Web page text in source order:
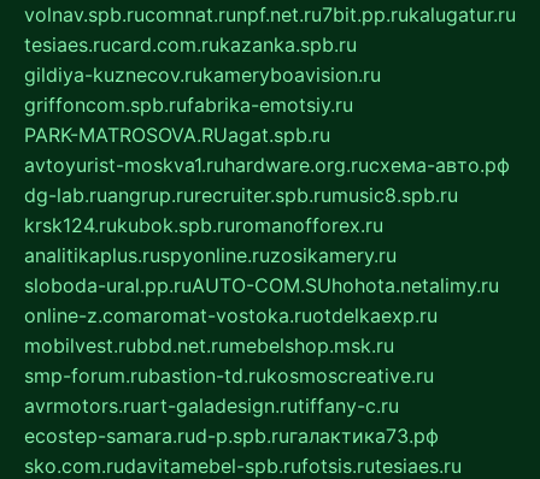
volnav.spb.rucomnat.runpf.net.ru7bit.pp.rukalugatur.ru
tesiaes.rucard.com.rukazanka.spb.ru
gildiya-kuznecov.rukameryboavision.ru
griffoncom.spb.rufabrika-emotsiy.ru
PARK-MATROSOVA.RUagat.spb.ru
avtoyurist-moskva1.ruhardware.org.ruсхема-авто.рф
dg-lab.ruangrup.rurecruiter.spb.rumusic8.spb.ru
krsk124.rukubok.spb.ruromanofforex.ru
analitikaplus.ruspyonline.ruzosikamery.ru
sloboda-ural.pp.ruAUTO-COM.SUhohota.netalimy.ru
online-z.comaromat-vostoka.ruotdelkaexp.ru
mobilvest.rubbd.net.rumebelshop.msk.ru
smp-forum.rubastion-td.rukosmoscreative.ru
avrmotors.ruart-galadesign.rutiffany-c.ru
ecostep-samara.rud-p.spb.ruгалактика73.рф
sko.com.rudavitamebel-spb.rufotsis.rutesiaes.ru